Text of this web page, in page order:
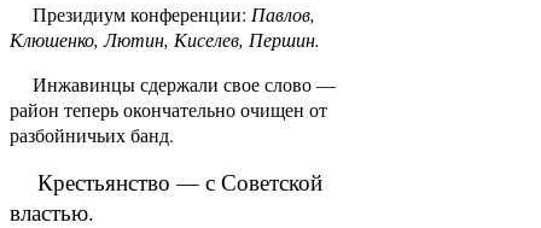
Президиум конференции: Павлов,
Клюшенко, Лютин, Киселев, Першин.
Инжавинцы сдержали свое слово —
район те­перь окончательно очищен от
разбойничьих банд.
Крестьянство — с Советской
властью.